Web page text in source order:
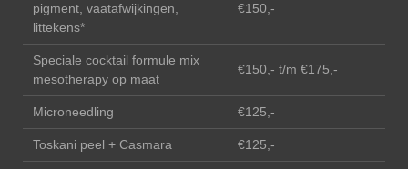
pigment, vaatafwijkingen,
littekens*
€150,-
Speciale cocktail formule mix
mesotherapy op maat
€150,- t/m €175,-
Microneedling €125,-
Toskani peel + Casmara €125,-